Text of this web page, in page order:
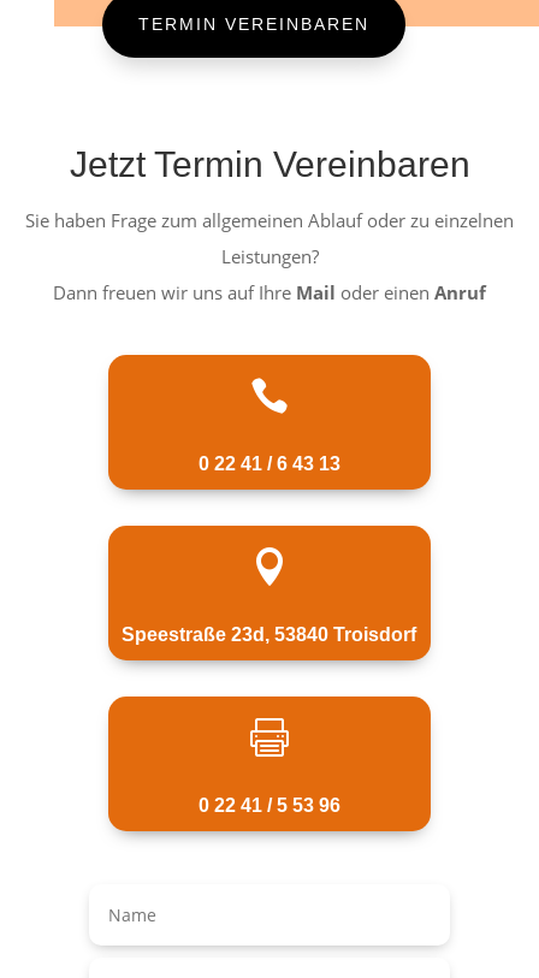
TERMIN VEREINBAREN
Jetzt Termin Vereinbaren
Sie haben Frage zum allgemeinen Ablauf oder zu einzelnen
Leistungen?
Dann freuen wir uns auf Ihre Mail oder einen Anruf

0 22 41 / 6 43 13

Speestraße 23d, 53840 Troisdorf

0 22 41 / 5 53 96